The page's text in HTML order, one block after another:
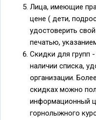
Лица, имеющие
цене ( дети,
удостоверить
печатью,
Скидки для групп
наличии списка,
организации.
скидках можно
информационный
горнолыжного